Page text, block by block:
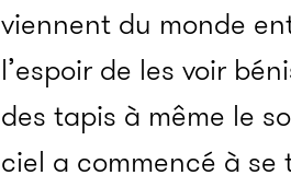
viennent du monde
l’espoir de les voir
des tapis à même le
ciel a commencé à